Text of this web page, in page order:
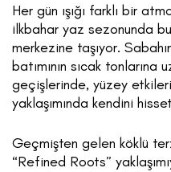
Her gün ışığı farklı bir
ilkbahar yaz sezonunda
merkezine taşıyor.
batımının sıcak
geçişlerinde, yüzey
yaklaşımında kendini
Geçmişten gelen köklü
“Refined Roots”